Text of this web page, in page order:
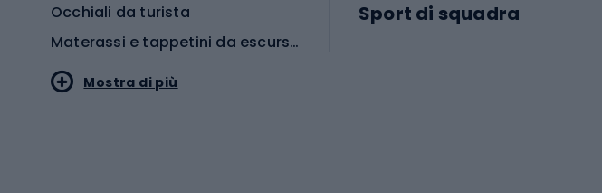
Occhiali da turista
Materassi e tappetini da escursionismo
Sport di squadra
Mostra di più